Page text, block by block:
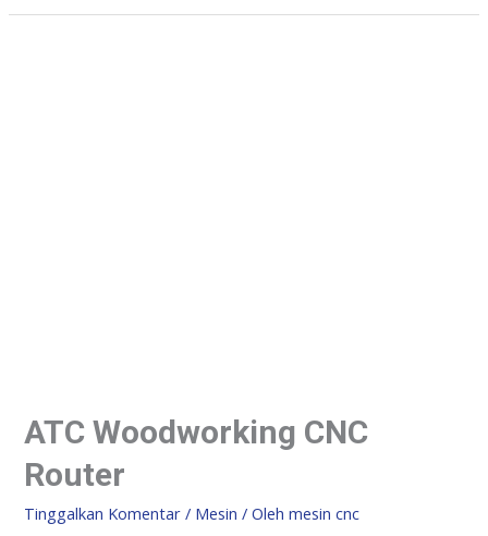
ATC Woodworking CNC
Router
Tinggalkan Komentar / Mesin / Olehmesin cnc